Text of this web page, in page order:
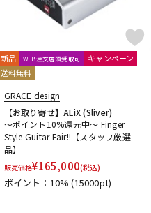
新品 WEB注文店頭受取可
キャンペーン
送料無料
GRACE design
【お取り寄せ】ALiX (Sliver)
～ポイント10%還元中～ Finger
Style Guitar Fair!!【スタッフ厳選
品】
販売価格¥165,000(税込)
ポイント：10%(15000pt)